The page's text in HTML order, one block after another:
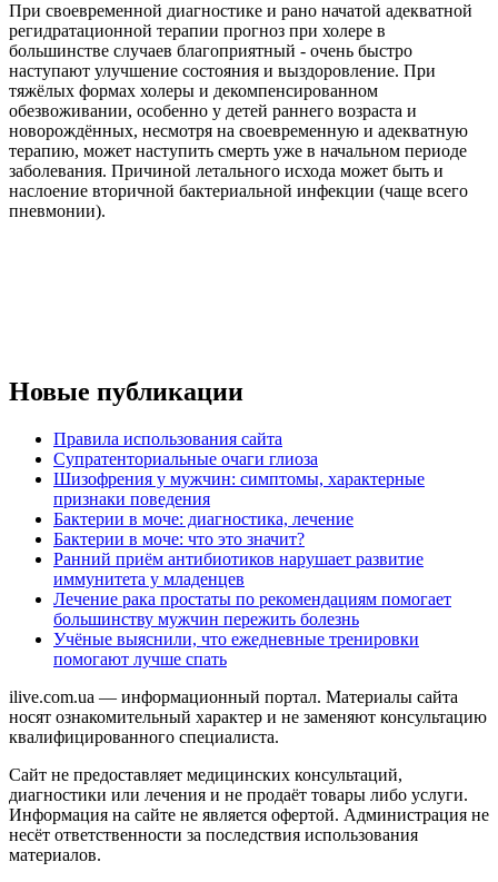
При своевременной диагностике и рано начатой адекватной
регидратационной терапии прогноз при холере в
большинстве случаев благоприятный - очень быстро
наступают улучшение состояния и выздоровление. При
тяжёлых формах холеры и декомпенсированном
обезвоживании, особенно у детей раннего возраста и
новорождённых, несмотря на своевременную и адекватную
терапию, может наступить смерть уже в начальном периоде
заболевания. Причиной летального исхода может быть и
наслоение вторичной бактериальной инфекции (чаще всего
пневмонии).
Новые публикации
Правила использования сайта
Супратенториальные очаги глиоза
Шизофрения у мужчин: симптомы, характерные
признаки поведения
Бактерии в моче: диагностика, лечение
Бактерии в моче: что это значит?
Ранний приём антибиотиков нарушает развитие
иммунитета у младенцев
Лечение рака простаты по рекомендациям помогает
большинству мужчин пережить болезнь
Учёные выяснили, что ежедневные тренировки
помогают лучше спать
ilive.com.ua — информационный портал. Материалы сайта
носят ознакомительный характер и не заменяют консультацию
квалифицированного специалиста.
Сайт не предоставляет медицинских консультаций,
диагностики или лечения и не продаёт товары либо услуги.
Информация на сайте не является офертой. Администрация не
несёт ответственности за последствия использования
материалов.